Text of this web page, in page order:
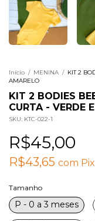
Início / MENINA / KIT 2
AMARELO
KIT 2 BODIES
CURTA - VERDE
SKU: KTC-022-1
R$45,00
R$43,65 com Pix
Tamanho
P - 0 a 3 meses